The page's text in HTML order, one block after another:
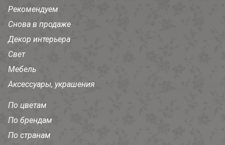
Рекомендуем
Снова в продаже
Декор интерьера
Свет
Мебель
Аксессуары, украшения
По цветам
По брендам
По странам